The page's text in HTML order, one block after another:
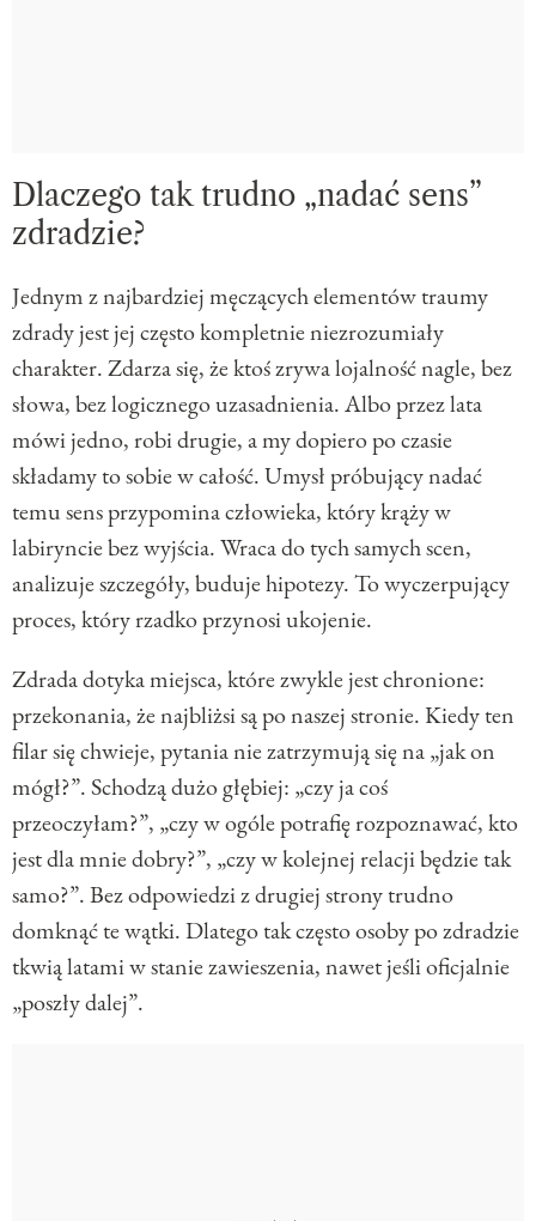
Dlaczego tak trudno „nadać sens”
zdradzie?
Jednym z najbardziej męczących elementów traumy
zdrady jest jej często kompletnie niezrozumiały
charakter. Zdarza się, że ktoś zrywa lojalność nagle, bez
słowa, bez logicznego uzasadnienia. Albo przez lata
mówi jedno, robi drugie, a my dopiero po czasie
składamy to sobie w całość. Umysł próbujący nadać
temu sens przypomina człowieka, który krąży w
labiryncie bez wyjścia. Wraca do tych samych scen,
analizuje szczegóły, buduje hipotezy. To wyczerpujący
proces, który rzadko przynosi ukojenie.
Zdrada dotyka miejsca, które zwykle jest chronione:
przekonania, że najbliżsi są po naszej stronie. Kiedy ten
filar się chwieje, pytania nie zatrzymują się na „jak on
mógł?”. Schodzą dużo głębiej: „czy ja coś
przeoczyłam?”, „czy w ogóle potrafię rozpoznawać, kto
jest dla mnie dobry?”, „czy w kolejnej relacji będzie tak
samo?”. Bez odpowiedzi z drugiej strony trudno
domknąć te wątki. Dlatego tak często osoby po zdradzie
tkwią latami w stanie zawieszenia, nawet jeśli oficjalnie
„poszły dalej”.